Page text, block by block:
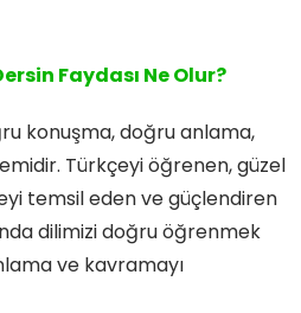
Faydası Ne Olur?
konuşma, doğru anlama,
Türkçeyi öğrenen, güzel
temsil eden ve güçlendiren
dilimizi doğru öğrenmek
ve kavramayı